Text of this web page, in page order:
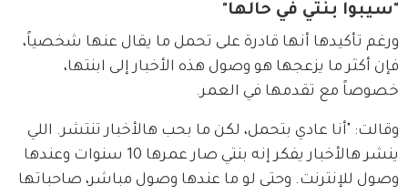
"سيبوا بنتي في حالها"
ورغم تأكيدها أنها قادرة على تحمل ما يقال عنها شخصياً،
فإن أكثر ما يزعجها هو وصول هذه الأخبار إلى ابنتها،
خصوصاً مع تقدمها في العمر.
وقالت: "أنا عادي بتحمل، لكن ما بحب هالأخبار تنتشر. اللي
ينشر هالأخبار يفكر إنه بنتي صار عمرها 10 سنوات وعندها
وصول للإنترنت. وحتى لو ما عندها وصول مباشر، صاحباتها